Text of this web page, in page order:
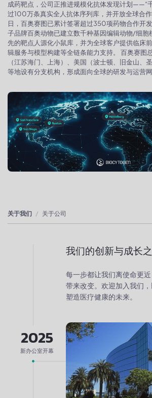
成药靶点，公司正推进规模化抗体发现计划——“
过100万条真实全人抗体序列库，并开放全球合
日，百奥赛图已累计签署超过350项药物合作开
子品牌百奥动物已建立数千种基因编辑动物/细胞
先的靶点人源化小鼠库，并为全球客户提供临床
辑服务与模型构建等全链条能力支持。 百奥赛图
（江苏海门、上海）、美国（波士顿、旧金山、
等地设有分支机构，形成面向全球的研发与运营网
关于我们 关于公司
2025
新办公室开幕
我们的创新与成长
每一步都让我们离使命更
带来改变。欢迎加入我们
塑造医疗健康的未来。